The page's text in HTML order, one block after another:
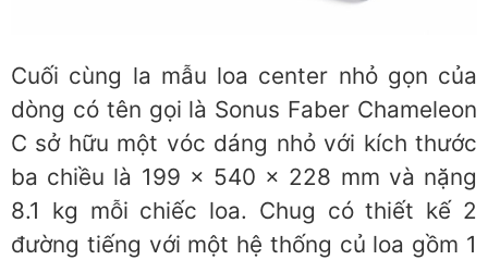
Cuối cùng la mẫu loa center nhỏ gọn của
dòng có tên gọi là Sonus Faber Chameleon
C sở hữu một vóc dáng nhỏ với kích thước
ba chiều là 199 x 540 x 228 mm và nặng
8.1 kg mỗi chiếc loa. Chug có thiết kế 2
đường tiếng với một hệ thống củ loa gồm 1